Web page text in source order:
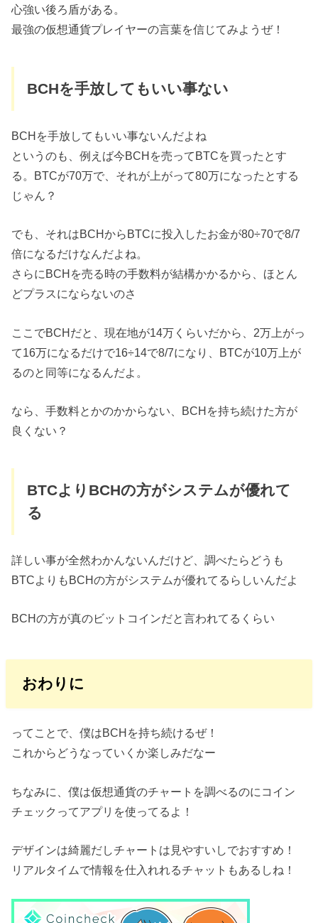
心強い後ろ盾がある。
最強の仮想通貨プレイヤーの言葉を信じてみようぜ！
BCHを手放してもいい事ない
BCHを手放してもいい事ないんだよね
というのも、例えば今BCHを売ってBTCを買ったとす
る。BTCが70万で、それが上がって80万になったとする
じゃん？
でも、それはBCHからBTCに投入したお金が80÷70で8/7
倍になるだけなんだよね。
さらにBCHを売る時の手数料が結構かかるから、ほとん
どプラスにならないのさ
ここでBCHだと、現在地が14万くらいだから、2万上がっ
て16万になるだけで16÷14で8/7になり、BTCが10万上が
るのと同等になるんだよ。
なら、手数料とかのかからない、BCHを持ち続けた方が
良くない？
BTCよりBCHの方がシステムが優れて
る
詳しい事が全然わかんないんだけど、調べたらどうも
BTCよりもBCHの方がシステムが優れてるらしいんだよ
BCHの方が真のビットコインだと言われてるくらい
おわりに
ってことで、僕はBCHを持ち続けるぜ！
これからどうなっていくか楽しみだなー
ちなみに、僕は仮想通貨のチャートを調べるのにコイン
チェックってアプリを使ってるよ！
デザインは綺麗だしチャートは見やすいしでおすすめ！
リアルタイムで情報を仕入れれるチャットもあるしね！